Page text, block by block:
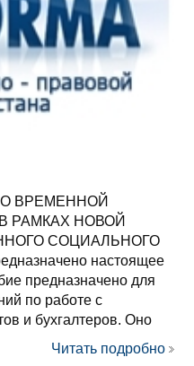
ВРЕМЕННОЙ
РАМКАХ НОВОЙ
СОЦИАЛЬНОГО
настоящее
предназначено для
по работе с
и бухгалтеров. Оно
Читать подробно